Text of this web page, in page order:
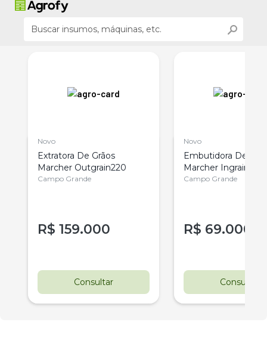
Novo
Extratora De Grãos
Marcher Outgrain220
Campo Grande
R$ 159.000
Consultar
Novo
Embutidora De
Marcher Ingrain100
Campo Grande
R$ 69.000
Consultar